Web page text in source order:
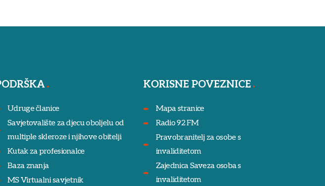
Udruge članice
Savjetovalište za djecu oboljelu od
multiple skleroze i njihove obitelji
Kutak za profesionalce
Baza znanja
MS Virtualni savjetnik
KORISNE POVEZNICE
Mapa stranice
Radio 92 FM
Pravobranitelj za osobe s
invaliditetom
Zajednica Saveza osoba s
invaliditetom